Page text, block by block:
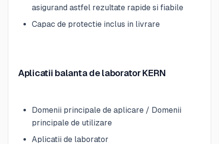
asigurand astfel rezultate rapide si fiabile
Capac de protectie inclus in livrare
Aplicatii balanta de laborator KERN
Domenii principale de aplicare / Domenii
principale de utilizare
Aplicatii de laborator